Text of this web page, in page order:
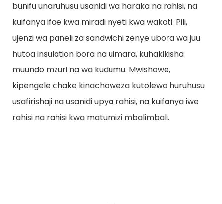
bunifu unaruhusu usanidi wa haraka na rahisi, na
kuifanya ifae kwa miradi nyeti kwa wakati. Pili,
ujenzi wa paneli za sandwichi zenye ubora wa juu
hutoa insulation bora na uimara, kuhakikisha
muundo mzuri na wa kudumu. Mwishowe,
kipengele chake kinachoweza kutolewa huruhusu
usafirishaji na usanidi upya rahisi, na kuifanya iwe
rahisi na rahisi kwa matumizi mbalimbali.